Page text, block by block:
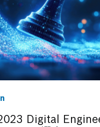
Digital